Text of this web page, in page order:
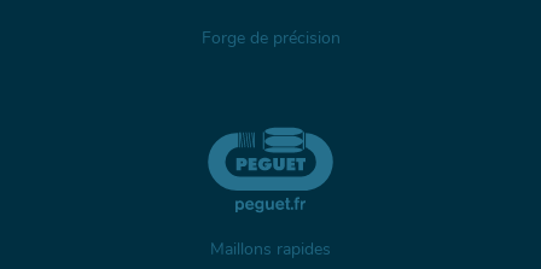
Forge de précision
Maillons rapides